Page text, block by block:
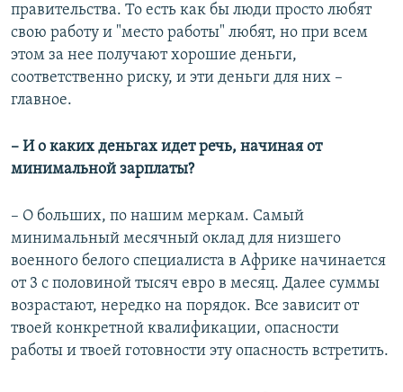
правительства. То есть как бы люди просто любят
свою работу и "место работы" любят, но при всем
этом за нее получают хорошие деньги,
соответственно риску, и эти деньги для них –
главное.
– И о каких деньгах идет речь, начиная от
минимальной зарплаты?
– О больших, по нашим меркам. Самый
минимальный месячный оклад для низшего
военного белого специалиста в Африке начинается
от 3 с половиной тысяч евро в месяц. Далее суммы
возрастают, нередко на порядок. Все зависит от
твоей конкретной квалификации, опасности
работы и твоей готовности эту опасность встретить.